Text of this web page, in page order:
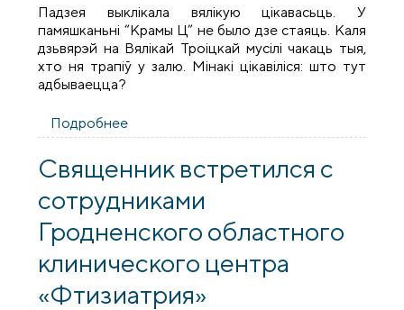
Падзея выклікала вялікую цікавасьць. У
памяшканьні “Крамы Ц” не было дзе стаяць. Каля
дзьвярэй на Вялікай Троіцкай мусілі чакаць тыя,
хто ня трапіў у залю. Мінакі цікавіліся: што тут
адбываецца?
Подробнее
Андрэя Чарнякевіча «Нараджэнне
Священник встретился с
сотрудниками
Гродненского областного
клинического центра
«Фтизиатрия»